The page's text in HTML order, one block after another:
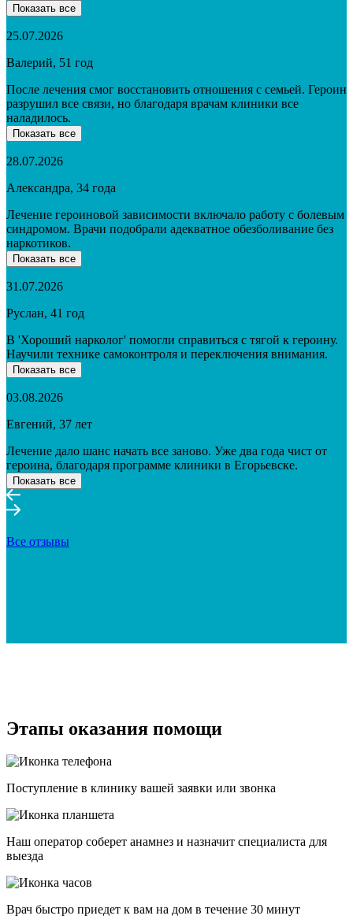
Показать все
25.07.2026
Валерий, 51 год
После лечения смог восстановить отношения с семьей. Героин
разрушил все связи, но благодаря врачам клиники все
наладилось.
Показать все
28.07.2026
Александра, 34 года
Лечение героиновой зависимости включало работу с болевым
синдромом. Врачи подобрали адекватное обезболивание без
наркотиков.
Показать все
31.07.2026
Руслан, 41 год
В 'Хороший нарколог' помогли справиться с тягой к героину.
Научили технике самоконтроля и переключения внимания.
Показать все
03.08.2026
Евгений, 37 лет
Лечение дало шанс начать все заново. Уже два года чист от
героина, благодаря программе клиники в Егорьевске.
Показать все
Все отзывы
Этапы оказания помощи
Поступление в клинику вашей заявки или звонка
Наш оператор соберет анамнез и назначит специалиста для
выезда
Врач быстро приедет к вам на дом в течение 30 минут